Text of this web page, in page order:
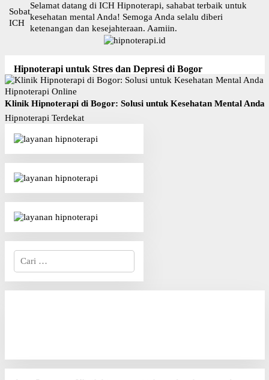
Langsung
konten
Sobat
ICH
Selamat datang di ICH Hipnoterapi, sahabat terbaik untuk
kesehatan mental Anda! Semoga Anda selalu diberi
ketenangan dan kesejahteraan. Aamiin.
Hipnoterapi untuk Stres dan Depresi di Bogor
Hipnoterapi Online
Klinik Hipnoterapi di Bogor: Solusi untuk Kesehatan Mental Anda
Hipnoterapi Terdekat
Cari
untuk: